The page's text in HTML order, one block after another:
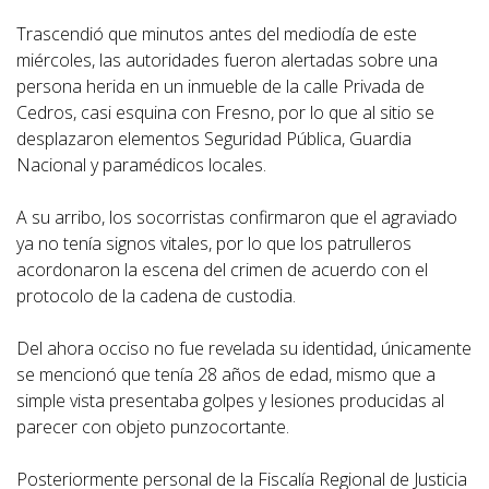
Trascendió que minutos antes del mediodía de este
miércoles, las autoridades fueron alertadas sobre una
persona herida en un inmueble de la calle Privada de
Cedros, casi esquina con Fresno, por lo que al sitio se
desplazaron elementos Seguridad Pública, Guardia
Nacional y paramédicos locales.
A su arribo, los socorristas confirmaron que el agraviado
ya no tenía signos vitales, por lo que los patrulleros
acordonaron la escena del crimen de acuerdo con el
protocolo de la cadena de custodia.
Del ahora occiso no fue revelada su identidad, únicamente
se mencionó que tenía 28 años de edad, mismo que a
simple vista presentaba golpes y lesiones producidas al
parecer con objeto punzocortante.
Posteriormente personal de la Fiscalía Regional de Justicia